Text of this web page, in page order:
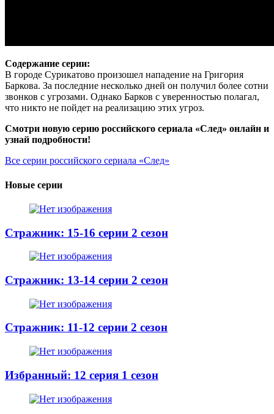
Содержание серии:
В городе Сурикатово произошел нападение на Григория
Баркова. За последние несколько дней он получил более сотни
звонков с угрозами. Однако Барков с уверенностью полагал,
что никто не пойдет на реализацию этих угроз.
Смотри новую серию российского сериала «След» онлайн и
узнай подробности!
Все серии российского сериала «След»
Новые серии
Стражник: 15-16 серии 2 сезон
Стражник: 13-14 серии 2 сезон
Стражник: 11-12 серии 2 сезон
Избранный: 12 серия 1 сезон